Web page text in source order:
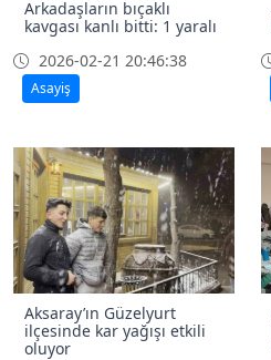
Arkadaşların bıçaklı
kavgası kanlı bitti: 1 yaralı
2026-02-21 20:46:38
Asayiş
Aksaray’ın Güzelyurt
ilçesinde kar yağışı etkili
oluyor